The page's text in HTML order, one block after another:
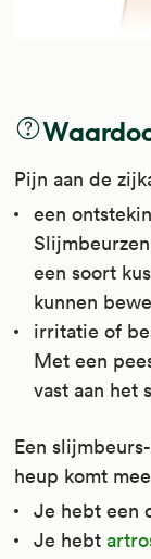
Pijn aan de
een
een soort
kunnen
irritatie of
Met een
vast aan het
Een
heup komt
Je hebt een
Je hebt